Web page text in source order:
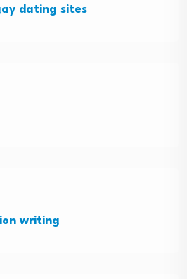
dating sites
writing